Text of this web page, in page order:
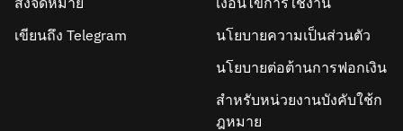
เขียนถึง Telegram
นโยบายความเป็นส่วนตัว
นโยบายต่อต้านการฟอกเงิน
สำหรับหน่วยงานบังคับใช้ก
ฎหมาย